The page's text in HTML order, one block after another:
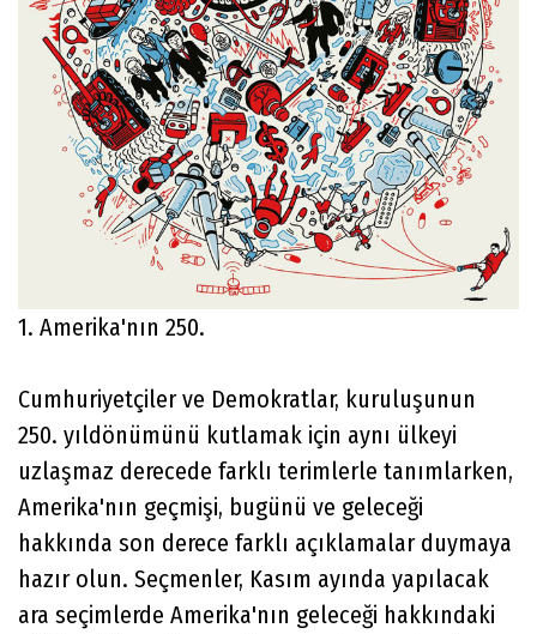
1. Amerika'nın 250.
Cumhuriyetçiler ve Demokratlar, kuruluşunun
250. yıldönümünü kutlamak için aynı ülkeyi
uzlaşmaz derecede farklı terimlerle tanımlarken,
Amerika'nın geçmişi, bugünü ve geleceği
hakkında son derece farklı açıklamalar duymaya
hazır olun. Seçmenler, Kasım ayında yapılacak
ara seçimlerde Amerika'nın geleceği hakkındaki